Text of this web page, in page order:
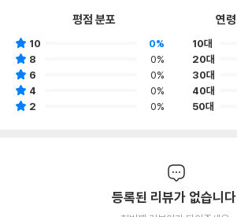
평점 분포
10
0%
8
0%
6
0%
4
0%
2
0%
연
10대
20대
30대
40대
50대
등록된 리뷰가 없습니